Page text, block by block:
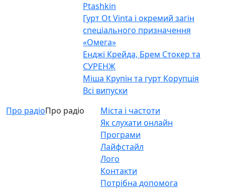
Ptashkin
Гурт Ot Vinta і окремий загін
спеціального призначення
«Омега»
Енджі Крейда, Брем Стокер та
СУРЕНЖ
Міша Крупін та гурт Корупція
Всі випуски
Про радіоПро радіо
Міста і частоти
Як слухати онлайн
Програми
Лайфстайл
Лого
Контакти
Потрібна допомога